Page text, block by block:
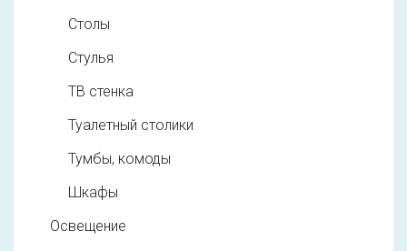
Столы
Стулья
ТВ стенка
Туалетный столики
Тумбы, комоды
Шкафы
Освещение